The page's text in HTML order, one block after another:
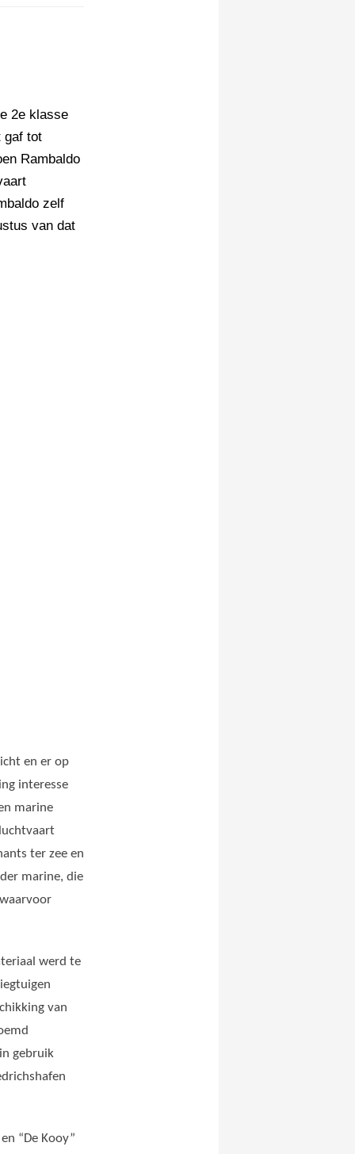
2e klasse
gaf tot
Rambaldo
zelf
van dat
en er op
interesse
marine
ter zee en
marine, die
werd te
van
gebruik
en
“De Kooy”